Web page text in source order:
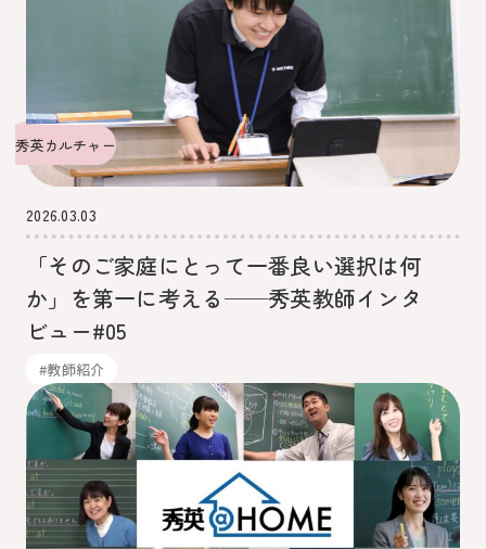
秀英カルチャー
2026.03.03
「そのご家庭にとって一番良い選択は何
か」を第一に考える──秀英教師インタ
ビュー#05
#教師紹介